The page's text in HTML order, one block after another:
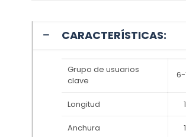
CARACTERÍSTICAS:
Grupo de usuarios
clave
6-
Longitud
Anchura